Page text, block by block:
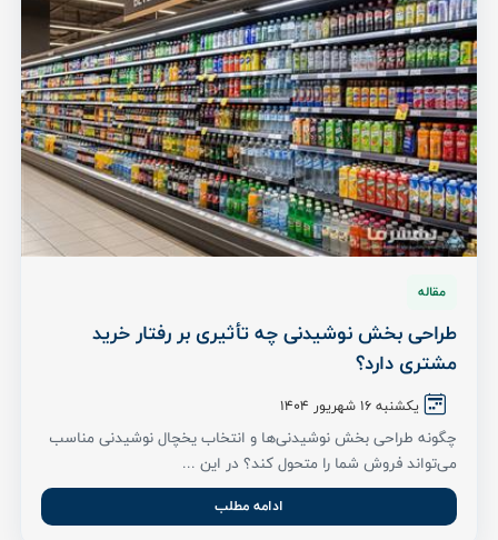
مقاله
طراحی بخش نوشیدنی چه تأثیری بر رفتار خرید
مشتری دارد؟
یکشنبه ۱۶ شهریور ۱۴۰۴
چگونه طراحی بخش نوشیدنی‌ها و انتخاب یخچال نوشیدنی مناسب
می‌تواند فروش شما را متحول کند؟ در این ...
ادامه مطلب